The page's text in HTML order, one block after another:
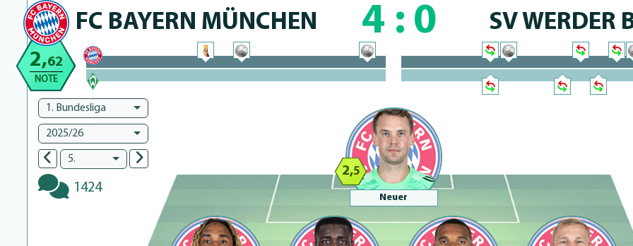
2,62
NOTE
FC BAYERN MÜNCHEN 4 : 0 SV WERDER
100% Complete
100% Complete
100% Complete
100% Complete
1. Bundesliga
2025/26
5.
1424
2,5
Neuer